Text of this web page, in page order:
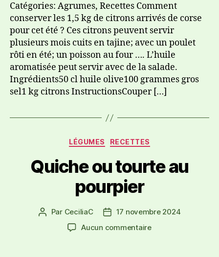
Catégories: Agrumes, Recettes Comment
conserver les 1,5 kg de citrons arrivés de corse
pour cet été ? Ces citrons peuvent servir
plusieurs mois cuits en tajine; avec un poulet
rôti en été; un poisson au four …. L’huile
aromatisée peut servir avec de la salade.
Ingrédients50 cl huile olive100 grammes gros
sel1 kg citrons InstructionsCouper […]
LÉGUMES RECETTES
Quiche ou tourte au
pourpier
Par CeciliaC
17 novembre 2024
Aucun commentaire